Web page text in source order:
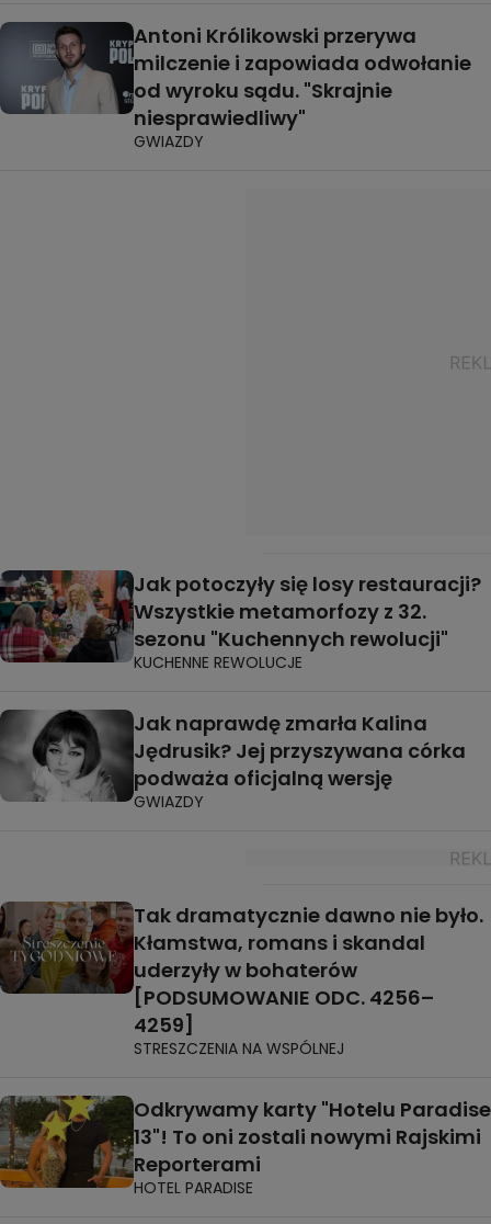
Antoni Królikowski przerywa
milczenie i zapowiada odwołanie
od wyroku sądu. "Skrajnie
niesprawiedliwy"
GWIAZDY
Jak potoczyły się losy restauracji?
Wszystkie metamorfozy z 32.
sezonu "Kuchennych rewolucji"
KUCHENNE REWOLUCJE
Jak naprawdę zmarła Kalina
Jędrusik? Jej przyszywana córka
podważa oficjalną wersję
GWIAZDY
Tak dramatycznie dawno nie było.
Kłamstwa, romans i skandal
uderzyły w bohaterów
[PODSUMOWANIE ODC. 4256–
4259]
STRESZCZENIA NA WSPÓLNEJ
Odkrywamy karty "Hotelu Paradise
13"! To oni zostali nowymi Rajskimi
Reporterami
HOTEL PARADISE